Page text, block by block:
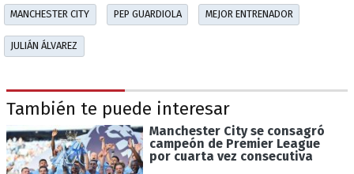
MANCHESTER CITY PEP GUARDIOLA MEJOR ENTRENADOR
JULIÁN ÁLVAREZ
También te puede interesar
Manchester City se consagró
campeón de Premier League
por cuarta vez consecutiva